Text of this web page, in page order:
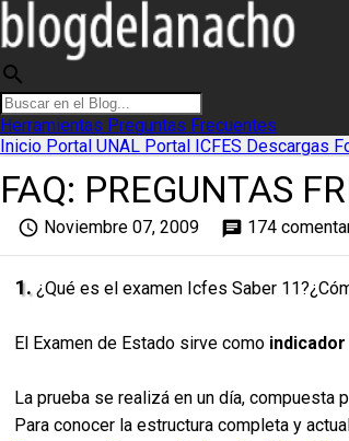
search
Herramientas Preguntas Frecuentes
Inicio Portal UNAL Portal ICFES Descargas
FAQ: PREGUNTAS
access_time Noviembre 07, 2009 chat 174
1.¿Qué es el examen Icfes Saber
El Examen de Estado sirve como
La prueba se realizá en un día, compuesta
Para conocer la estructura completa y